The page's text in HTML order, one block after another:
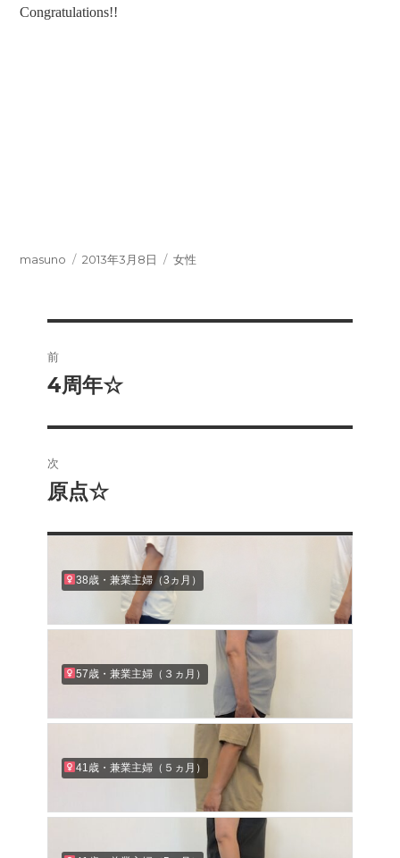
Congratulations!!
投
masuno
投
2013年3月8日
カ
女性
稿
ビ
ゲ
ー
シ
前
前
投
稿:
4周年☆
次
次
投
原点☆
38歳・兼業主婦（3ヵ月）
57歳・兼業主婦（３ヵ月）
41歳・兼業主婦（５ヵ月）